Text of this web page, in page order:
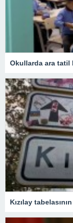
Okullarda ara tatil
Kızılay